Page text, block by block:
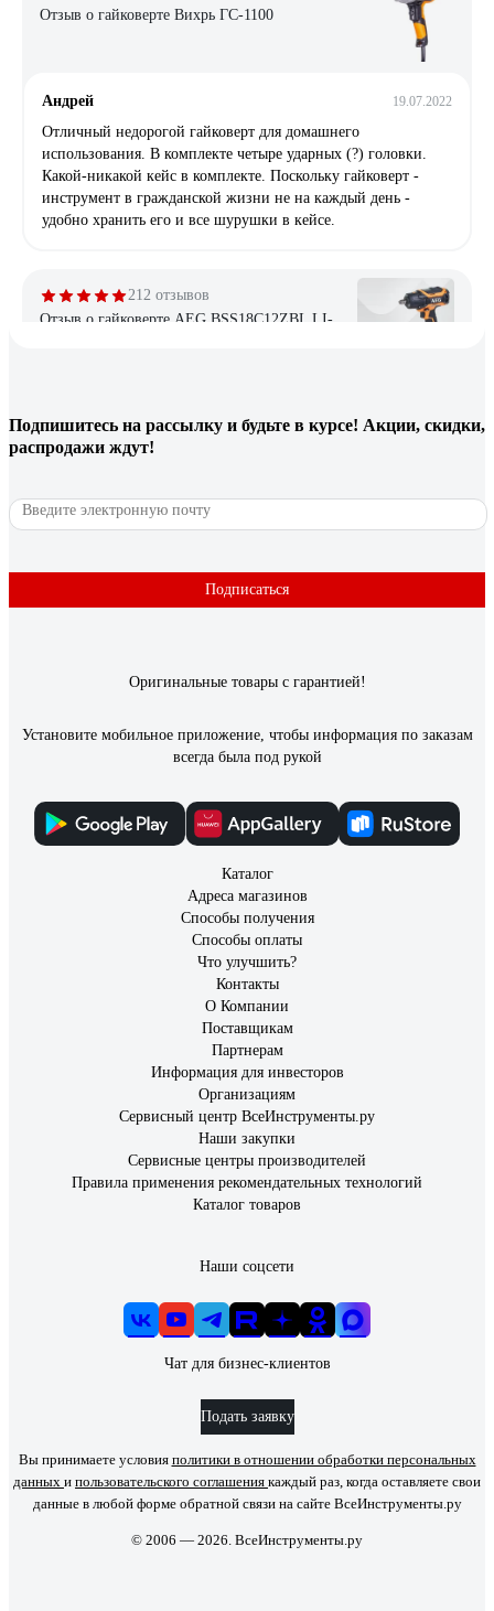
Отзыв о гайковерте Вихрь ГС-1100
Андрей 19.07.2022
Отличный недорогой гайковерт для домашнего
использования. В комплекте четыре ударных (?) головки.
Какой-никакой кейс в комплекте. Поскольку гайковерт -
инструмент в гражданской жизни не на каждый день -
удобно хранить его и все шурушки в кейсе.
212 отзывов
Отзыв о гайковерте AEG BSS18C12ZBL LI-
Мощность, регулировка момента, мобильный- нет привязки
по месту( розетка, компрессор), бесщеточный двигатель,
адекватными брендами), гарантия 6 лет от сайта, удобный,
хорошая подсветка, и он очень эргономичный..
Цена=качество
Подпишитесь на рассылку и будьте в курсе! Акции, скидки,
распродажи ждут!
Подписаться
Оригинальные товары с гарантией!
Установите мобильное приложение, чтобы информация по заказам
всегда была под рукой
Каталог
Адреса магазинов
Способы получения
Способы оплаты
Что улучшить?
Контакты
О Компании
Поставщикам
Партнерам
Информация для инвесторов
Организациям
Сервисный центр ВсеИнструменты.ру
Наши закупки
Сервисные центры производителей
Правила применения рекомендательных технологий
Каталог товаров
Наши соцсети
Чат для бизнес-клиентов
Подать заявку
Вы принимаете условия политики в отношении обработки персональных
данных и пользовательского соглашения каждый раз, когда оставляете свои
данные в любой форме обратной связи на сайте ВсеИнструменты.ру
© 2006 — 2026. ВсеИнструменты.ру